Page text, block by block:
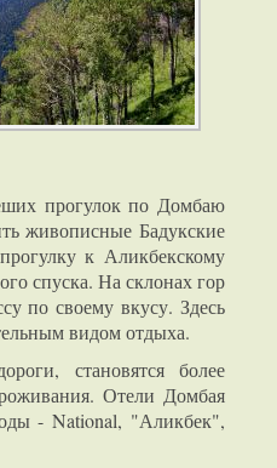
прогулок по Домбаю
живописные Бадукские
к Аликбекскому
спуска. На склонах гор
по своему вкусу. Здесь
видом отдыха.
становятся более
Отели Домбая
- National, "Аликбек",